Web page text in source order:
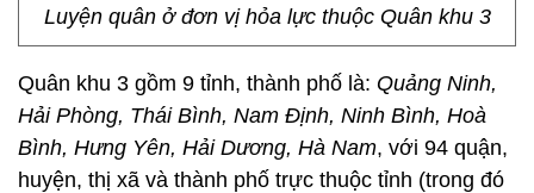
Luyện quân ở đơn vị hỏa lực thuộc Quân khu 3
Quân khu 3 gồm 9 tỉnh, thành phố là: Quảng Ninh,
Hải Phòng, Thái Bình, Nam Định, Ninh Bình, Hoà
Bình, Hưng Yên, Hải Dương, Hà Nam, với 94 quận,
huyện, thị xã và thành phố trực thuộc tỉnh (trong đó